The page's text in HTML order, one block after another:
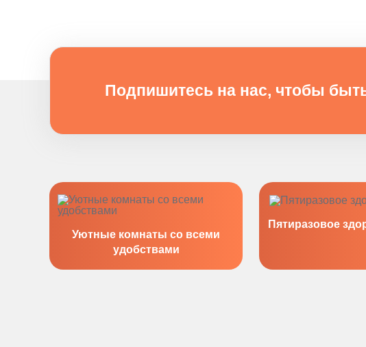
Подпишитесь на нас, чтобы
Уютные комнаты со всеми
удобствами
Пятиразовое